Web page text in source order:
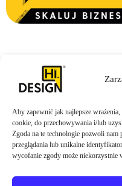
Aby zapewnić jak najlepsze
cookie, do przechowywania i/lub
Zgoda na te technologie pozwoli nam
przeglądania lub unikalne
wycofanie zgody może niekorzystnie